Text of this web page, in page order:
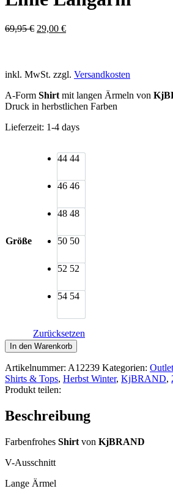
69,95€ Ursprünglicher
29,00 €Aktueller
inkl. MwSt. zzgl. Versandkosten
A-Form Shirtmit langen Ärmeln von
Druck in herbstlichen Farben
Lieferzeit: 1-4 days
Größe
44 44
46 46
48 48
50 50
52 52
54 54
Zurücksetzen
KjBRAND
Shirt
Druck
A-
Linie
Menge
In den Warenkorb
Artikelnummer: A12239 Kategorien: Outlet
Shirts & Tops, Herbst Winter, KjBRAND,
Produkt teilen:
Beschreibung
Farbenfrohes Shirt von KjBRAND
V-Ausschnitt
Lange Ärmel